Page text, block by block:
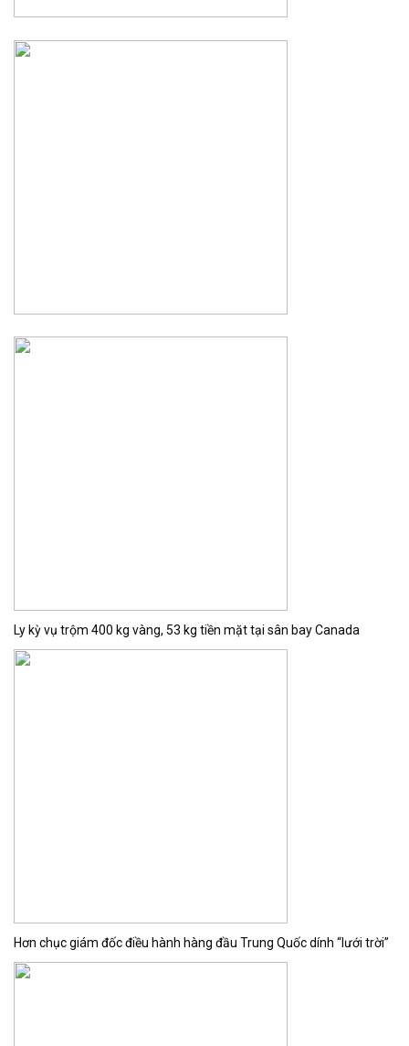
Ly kỳ vụ trộm 400 kg vàng, 53 kg tiền mặt tại sân bay Canada
Hơn chục giám đốc điều hành hàng đầu Trung Quốc dính “lưới trời”